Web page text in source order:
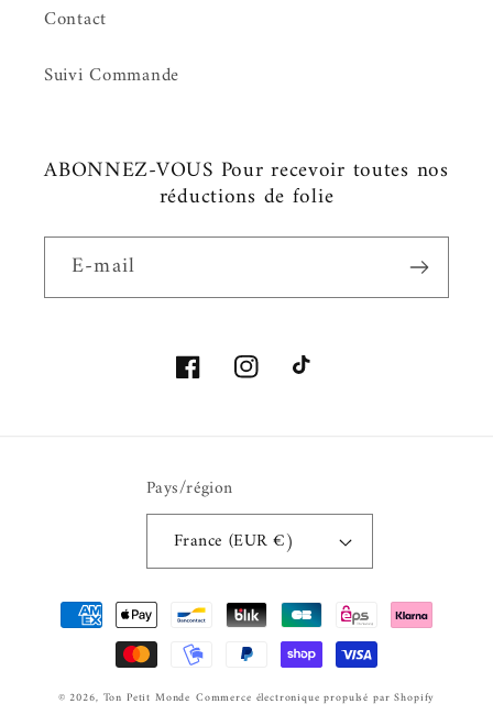
Contact
Suivi Commande
ABONNEZ-VOUS Pour recevoir toutes nos
réductions de folie
E-mail
FacebookInstagramTikTok
Pays/région
France (EUR €)
Moyens
de
paiement
© 2026, Ton Petit Monde Commerce électronique propulsé par Shopify